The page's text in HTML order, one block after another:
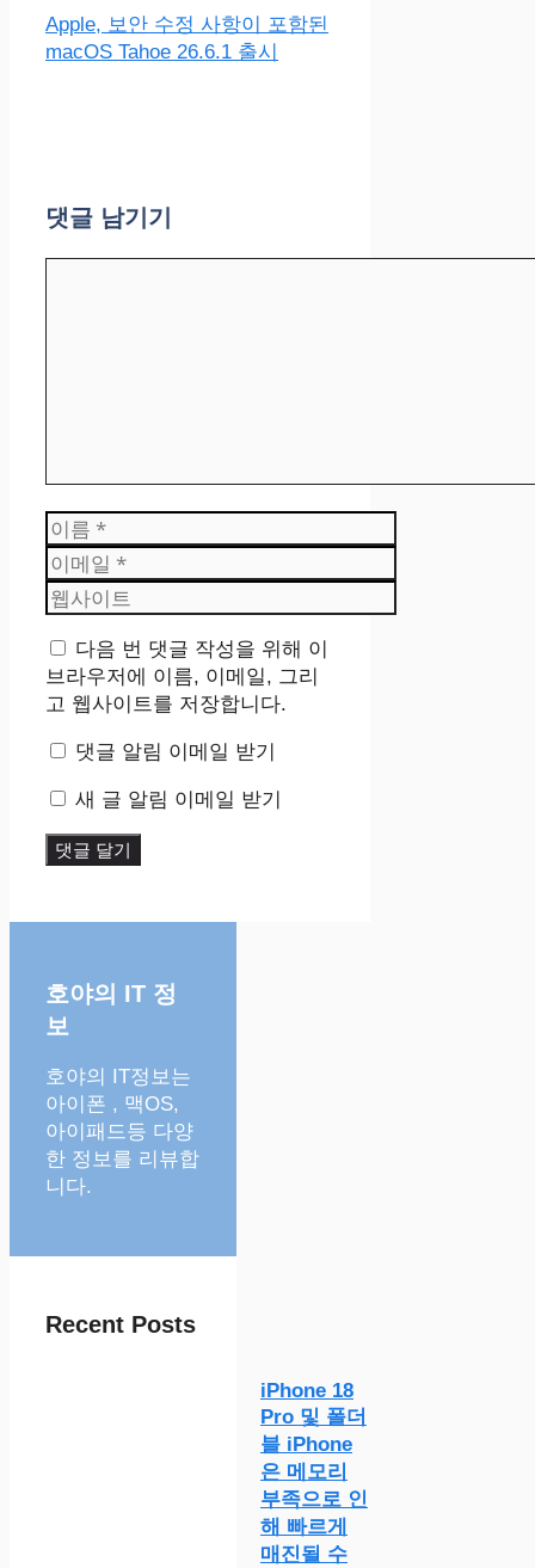
Apple, 보안 수정 사항이 포함된
macOS Tahoe 26.6.1 출시
댓글 남기기
이
름
이
메
일
웹
사
이
트
다음 번 댓글 작성을 위해 이
브라우저에 이름, 이메일, 그리
고 웹사이트를 저장합니다.
댓글 알림 이메일 받기
새 글 알림 이메일 받기
호야의 IT 정
보
호야의 IT정보는
아이폰 , 맥OS,
아이패드등 다양
한 정보를 리뷰합
니다.
Recent Posts
iPhone 18
Pro 및 폴더
블 iPhone
은 메모리
부족으로 인
해 빠르게
매진될 수